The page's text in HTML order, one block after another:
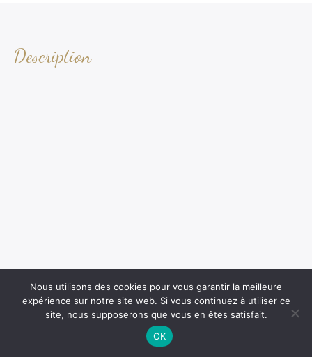
Description
Nous utilisons des cookies pour vous garantir la meilleure
expérience sur notre site web. Si vous continuez à utiliser ce
site, nous supposerons que vous en êtes satisfait.
OK